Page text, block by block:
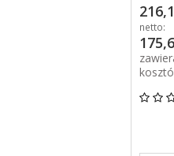
netto: